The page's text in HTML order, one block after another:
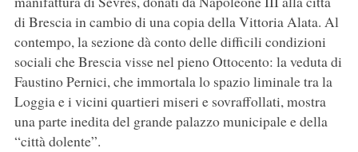
di Brescia in cambio di una copia della Vittoria Alata. Al
contempo, la sezione dà conto delle difficili condizioni
sociali che Brescia visse nel pieno Ottocento: la veduta di
Faustino Pernici, che immortala lo spazio liminale tra la
Loggia e i vicini quartieri miseri e sovraffollati, mostra
una parte inedita del grande palazzo municipale e della
“città dolente”.